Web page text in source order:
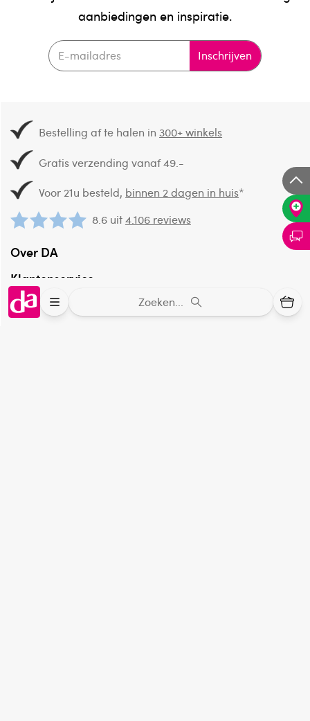
Zoeken...
aanbiedingen en inspiratie.
Inschrijven
Bestelling af te halen in300+ winkels
Gratis verzending vanaf 49.-
Voor 21u besteld, binnen 2 dagen in huis*
8.6 uit4.106 reviews
Over DA
Klantenservice
Assortiment